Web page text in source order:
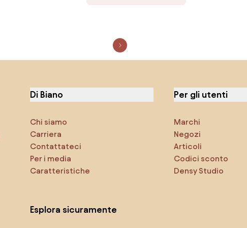
Di Biano
Chi siamo
Carriera
Contattateci
Per i media
Caratteristiche
Per gli utenti
Marchi
Negozi
Articoli
Codici sconto
Densy Studio
Esplora sicuramente